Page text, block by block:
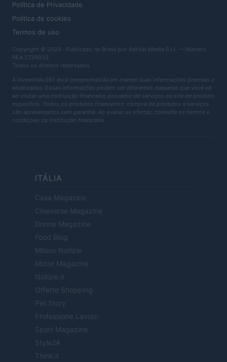
Política de Privacidade
Política de cookies
Termos de uso
Copyright © 2026 · Publicado no Brasil por AdHub Media S.r.l. — Número
REA 2729933
Todos os direitos reservados
A Investindo365 está comprometida em manter suas informações precisas e
atualizadas. Essas informações podem ser diferentes daquelas que você vê
ao visitar uma instituição financeira, provedor de serviços ou site de produto
específico. Todos os produtos financeiros, compra de produtos e serviços
são apresentados sem garantia. Ao avaliar as ofertas, consulte os termos e
condições da instituição financeira.
ITÁLIA
Casa Magazine
Cineverse Magazine
Donne Magazine
Food Blog
Milano Notizie
Motor Magazine
Notizie.it
Offerte Shopping
Pet Story
Professione Lavoro
Sport Magazine
Style24
Think.it